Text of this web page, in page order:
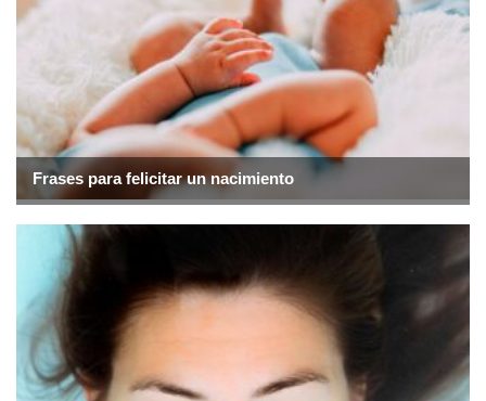
Frases para felicitar un nacimiento